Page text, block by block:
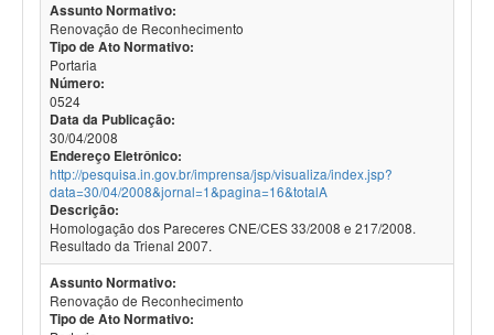
Assunto Normativo:
Renovação de Reconhecimento
Tipo de Ato Normativo:
Portaria
Número:
0524
Data da Publicação:
30/04/2008
Endereço Eletrônico:
http://pesquisa.in.gov.br/imprensa/jsp/visualiza/index.jsp?
data=30/04/2008&jornal=1&pagina=16&totalA
Descrição:
Homologação dos Pareceres CNE/CES 33/2008 e 217/2008.
Resultado da Trienal 2007.
Assunto Normativo:
Renovação de Reconhecimento
Tipo de Ato Normativo: